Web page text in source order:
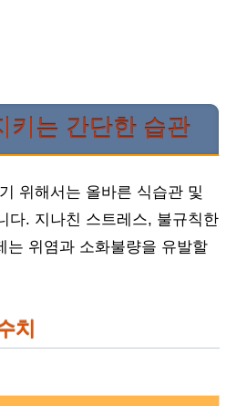
키는 간단한 습관
위해서는 올바른 식습관 및
다. 지나친 스트레스, 불규칙한
는 위염과 소화불량을 유발할
치